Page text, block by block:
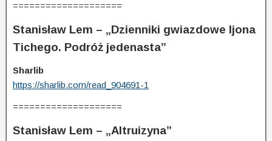
====================
Stanisław Lem – „Dzienniki gwiazdowe Ijona
Tichego. Podróż jedenasta”
Sharlib
https://sharlib.com/read_904691-1
====================
Stanisław Lem – „Altruizyna”